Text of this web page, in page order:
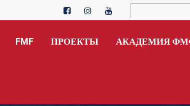
FMF ПРОЕКТЫ АКАДЕМИЯ